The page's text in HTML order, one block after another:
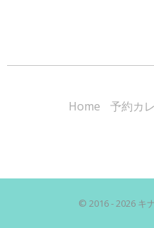
Home 予約カ
© 2016 - 2026 キ